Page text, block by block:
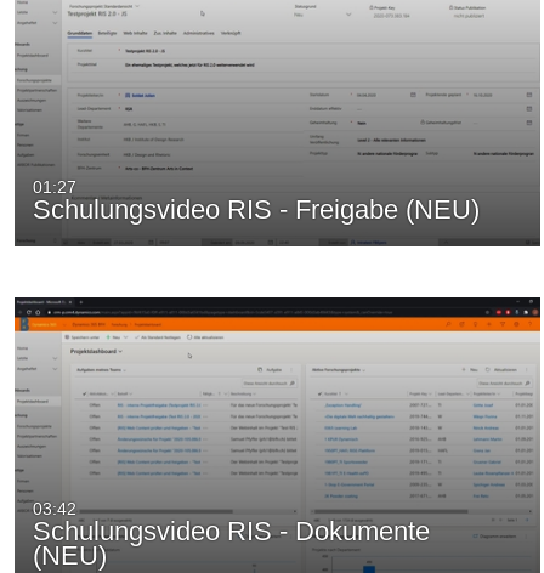
01:27
Schulungsvideo RIS - Freigabe (NEU)
03:42
Schulungsvideo RIS - Dokumente
(NEU)